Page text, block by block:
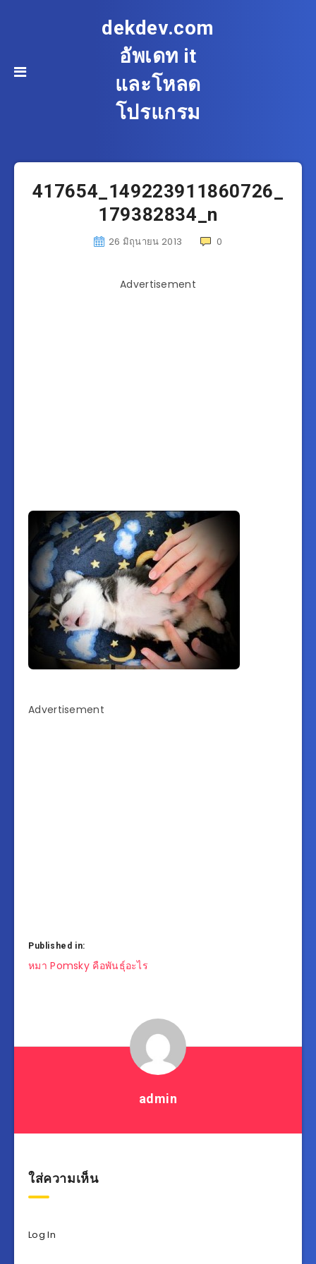
dekdev.com
อัพเดท it
และโหลด
โปรแกรม
417654_149223911860726_
179382834_n
26 มิถุนายน 2013 0
Advertisement
Advertisement
Published in:
แนะแนว
หมา Pomsky คือพันธุ์อะไร
admin
ใส่ความเห็น
Log In